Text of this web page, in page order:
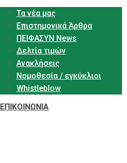
Τα νέα μας
Επιστημονικά Άρθρα
ΠΕΙΦΑΣΥΝ News
Δελτία τιμών
Ανακλήσεις
Νομοθεσία / εγκύκλιοι
Whistleblow
ΕΠΙΚΟΙΝΩΝΙΑ